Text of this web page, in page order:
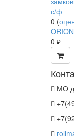
0 (
0 руб.
МО